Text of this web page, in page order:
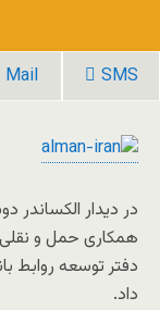
Mail SMS
همکاری حمل و
دفتر توسعه روابط
داد.